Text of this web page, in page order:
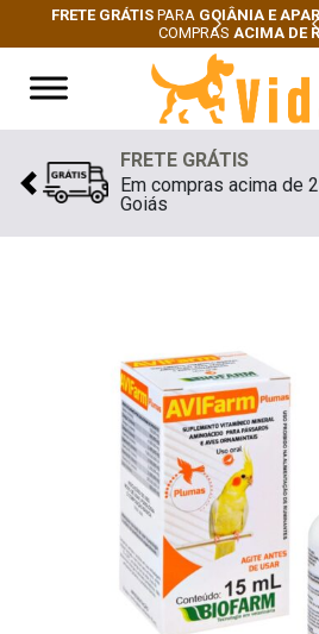
FRETE GRÁTIS PARA GOIÂNIA E
COMPRAS ACIMA DE
Next
FRETE GRÁTIS
Em compras acima de
Goiás
Previous